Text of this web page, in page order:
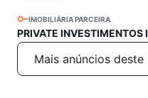
IMOBILIÁRIA PARCEIRA
PRIVATE INVESTIMENTOS
Mais anúncios deste